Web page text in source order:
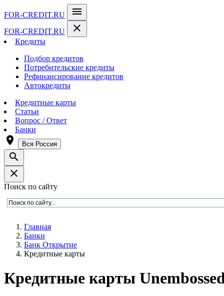
FOR-CREDIT.RU menu
FOR-CREDIT.RU close
Кредиты
Подбор кредитов
Потребительские кредиты
Рефинансирование кредитов
Автокредиты
Кредитные карты
Статьи
Вопрос / Ответ
Банки
room Вся Россия
search
close
Поиск по сайту
Главная
Банки
Банк Открытие
Кредитные карты
Кредитные карты